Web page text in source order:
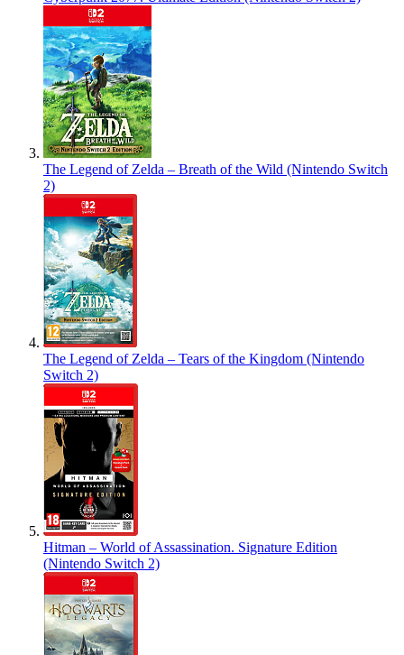
The Legend of Zelda – Breath of the Wild (Nintendo Switch
2)
The Legend of Zelda – Tears of the Kingdom (Nintendo
Switch 2)
Hitman – World of Assassination. Signature Edition
(Nintendo Switch 2)